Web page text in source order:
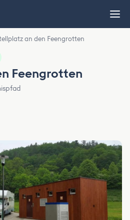
an den Feengrotten
Feengrotten